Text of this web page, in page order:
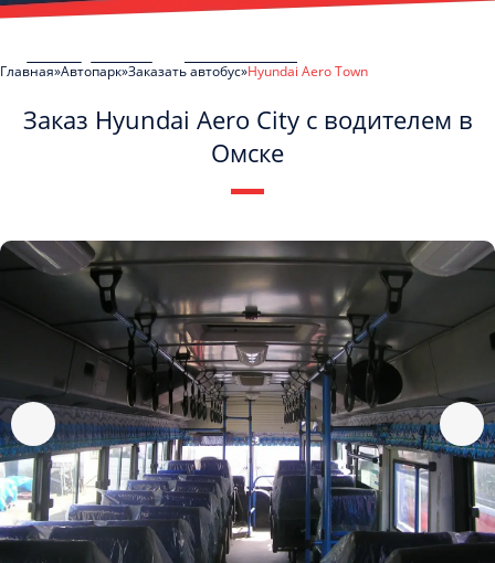
Главная Автопарк Заказать автобус Hyundai Aero Town
Заказ Hyundai Aero City с водителем в
Омске
ознакомлен(а), даю согласие на